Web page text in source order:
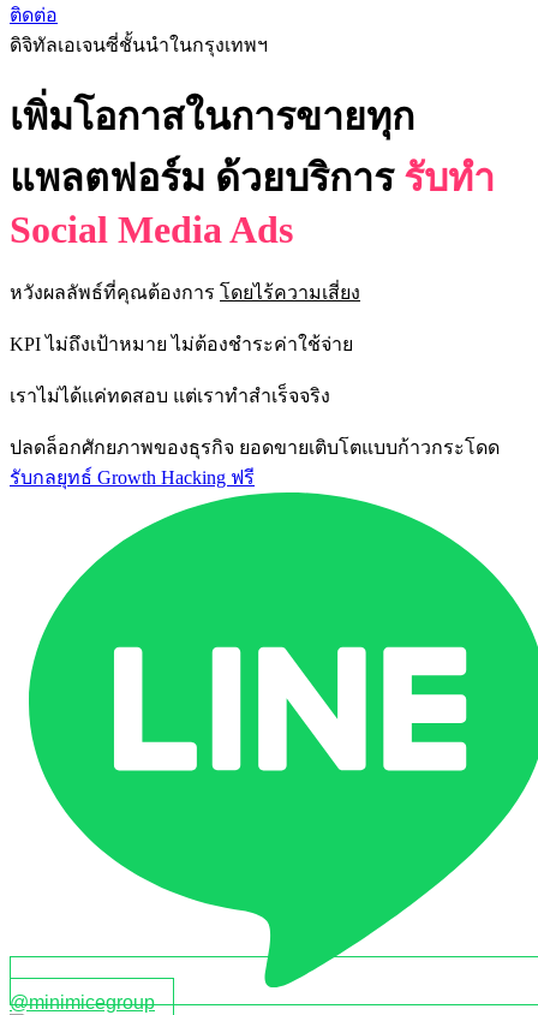
ติดต่อ
ดิจิทัลเอเจนซี่ชั้นนำในกรุงเทพฯ
เพิ่มโอกาสในการขายทุก
แพลตฟอร์ม ด้วยบริการรับทำ
Social Media Ads
หวังผลลัพธ์ที่คุณต้องการ โดยไร้ความเสี่ยง
KPIไม่ถึงเป้าหมาย ไม่ต้องชำระค่าใช้จ่าย
เราไม่ได้แค่ทดสอบ แต่เราทำสำเร็จจริง
ปลดล็อกศักยภาพของธุรกิจ ยอดขายเติบโตแบบก้าวกระโดด
รับกลยุทธ์ Growth Hacking ฟรี
@minimicegroup